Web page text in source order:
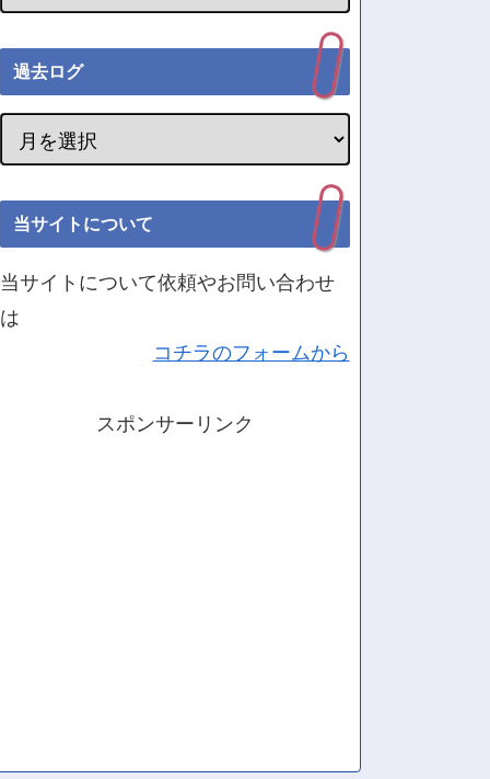
過去ログ
当サイトについて
当サイトについて依頼やお問い合わせ
は
コチラのフォームから
スポンサーリンク